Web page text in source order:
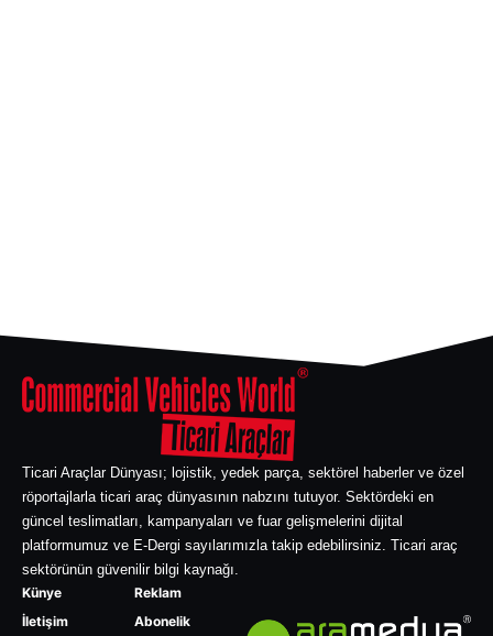
Ticari Araçlar Dünyası; lojistik, yedek parça, sektörel haberler ve özel
röportajlarla ticari araç dünyasının nabzını tutuyor. Sektördeki en
güncel teslimatları, kampanyaları ve fuar gelişmelerini dijital
platformumuz ve E-Dergi sayılarımızla takip edebilirsiniz. Ticari araç
sektörünün güvenilir bilgi kaynağı.
Künye
İletişim
Reklam
Abonelik